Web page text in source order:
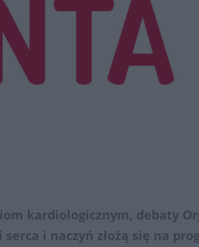
kardiologicznym, debaty
i naczyń złożą się na